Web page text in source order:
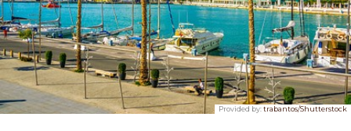
Provided by:trabantos/Shutterstock